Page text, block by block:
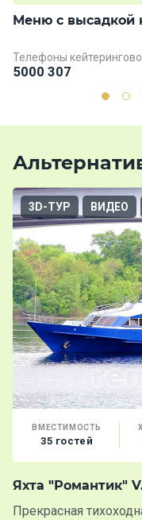
Меню с высадкой
Телефоны
5000 307
3D-ТУР ВИДЕО
ВМЕСТИМОСТЬ
35 гостей
Яхта "Романтик"
Прекрасная